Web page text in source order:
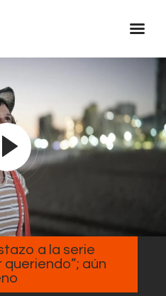
a la serie
queriendo”; aún